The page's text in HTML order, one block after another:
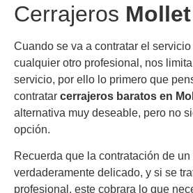
Cerrajeros
Cuando se va a contratar el
cualquier otro profesional, nos
servicio, por ello lo primero que
contratar cerrajeros baratos en
alternativa muy deseable, pero no
opción.
Recuerda que la contratación de
verdaderamente delicado, y si se
profesional, este cobrara lo que